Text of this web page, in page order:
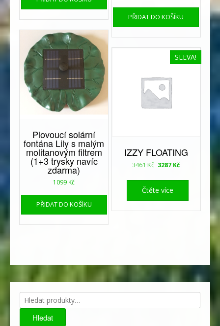
PŘIDAT DO KOŠÍKU
Plovoucí solární
fontána Lily s malým
molitanovým filtrem
(1+3 trysky navíc
zdarma)
1099 Kč
PŘIDAT DO KOŠÍKU
SLEVA!
IZZY FLOATING
3461Kč Původní
byla:
3461 Kč.
3287 KčAktuální
je:
Čtěte více
Hledat:
Hledat